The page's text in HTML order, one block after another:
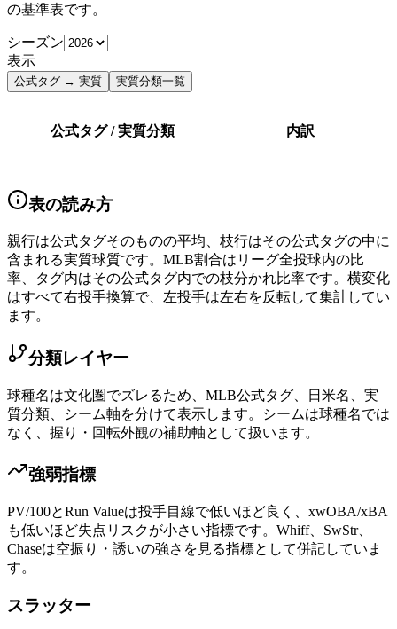
の基準表です。
シーズン
表示
公式タグ → 実質 実質分類一覧
公式タグ / 実質分類 内訳
表の読み方
親行は公式タグそのものの平均、枝行はその公式タグの中に
含まれる実質球質です。MLB割合はリーグ全投球内の比
率、タグ内はその公式タグ内での枝分かれ比率です。横変化
はすべて右投手換算で、左投手は左右を反転して集計してい
ます。
分類レイヤー
球種名は文化圏でズレるため、MLB公式タグ、日米名、実
質分類、シーム軸を分けて表示します。シームは球種名では
なく、握り・回転外観の補助軸として扱います。
強弱指標
PV/100とRun Valueは投手目線で低いほど良く、xwOBA/xBA
も低いほど失点リスクが小さい指標です。Whiff、SwStr、
Chaseは空振り・誘いの強さを見る指標として併記していま
す。
スラッター